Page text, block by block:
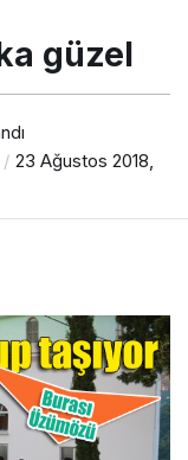
güzel
23 Ağustos 2018,